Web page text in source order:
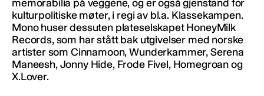
memorabilia på veggene, og er også gjenstand for
kulturpolitiske møter, i regi av bl.a. Klassekampen.
Mono huser dessuten plateselskapet HoneyMilk
Records, som har stått bak utgivelser med norske
artister som Cinnamoon, Wunderkammer, Serena
Maneesh, Jonny Hide, Frode Fivel, Homegroan og
X.Lover.